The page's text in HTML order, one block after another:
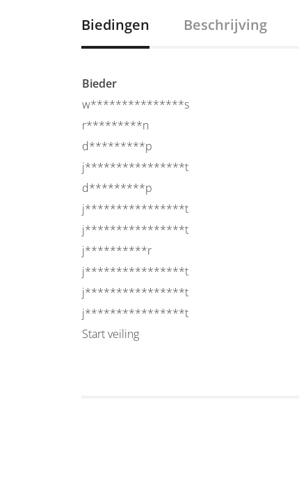
Biedingen Beschrijving
Bieder
w***************s
r*********n
d*********p
j****************t
d*********p
j****************t
j****************t
j**********r
j****************t
j****************t
j****************t
Start veiling